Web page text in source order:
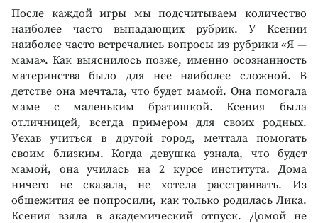
После каждой игры мы подсчитываем количество
наиболее часто выпадающих рубрик. У Ксении
наиболее часто встречались вопросы из рубрики «Я —
мама». Как выяснилось позже, именно осознанность
материнства было для нее наиболее сложной. В
детстве она мечтала, что будет мамой. Она помогала
маме с маленьким братишкой. Ксения была
отличницей, всегда примером для своих родных.
Уехав учиться в другой город, мечтала помогать
своим близким. Когда девушка узнала, что будет
мамой, она училась на 2 курсе института. Дома
ничего не сказала, не хотела расстраивать. Из
общежития ее попросили, как только родилась Лика.
Ксения взяла в академический отпуск. Домой не